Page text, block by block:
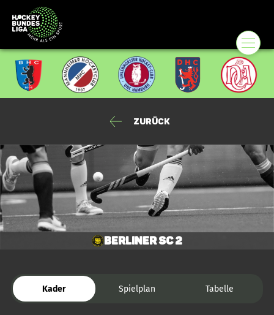
Zurück
Berliner SC 2
Kader Spielplan Tabelle